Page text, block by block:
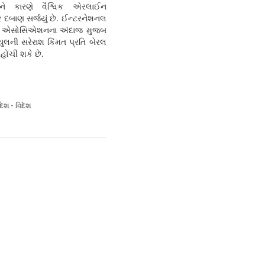
કારણે વૈશ્વિક એરલાઈન
દબાણ સર્જયું છે. ઈન્ટરનેશનલ
એસોસિએશનના અંદાજ મુજબ
સરેરાશ કિંમત પ્રતિ બેરલ
શકે છે.
- વિદેશ